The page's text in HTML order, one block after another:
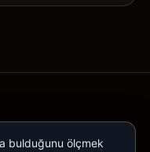
bulduğunu ölçmek